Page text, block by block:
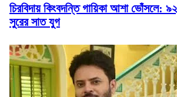
চিরবিদায় কিংবদন্তি গায়িকা আশা ভোঁসলে:
সুরের সাত যুগ